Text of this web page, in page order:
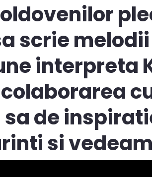
scrie melodii
interpreta
de
si